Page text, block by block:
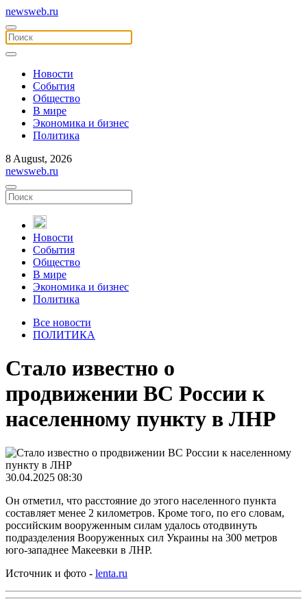
newsweb.ru
Новости
События
Общество
В мире
Экономика и бизнес
Политика
8 August, 2026
newsweb.ru
Новости
События
Общество
В мире
Экономика и бизнес
Политика
Все новости
ПОЛИТИКА
Стало известно о
продвижении ВС России к
населенному пункту в ЛНР
30.04.2025 08:30
Он отметил, что расстояние до этого населенного пункта
составляет менее 2 километров. Кроме того, по его словам,
российским вооруженным силам удалось отодвинуть
подразделения Вооруженных сил Украины на 300 метров
юго-западнее Макеевки в ЛНР.
Источник и фото - lenta.ru